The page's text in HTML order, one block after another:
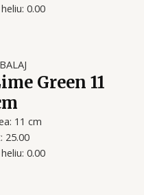
0.00
Green 11
11 cm
25.00
0.00